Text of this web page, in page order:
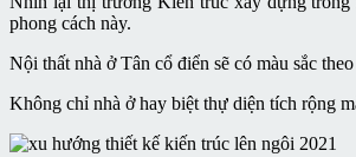
phong cách này.
Nội thất nhà ở Tân cổ điển sẽ có màu sắc
Không chỉ nhà ở hay biệt thự diện tích rộng